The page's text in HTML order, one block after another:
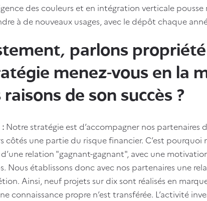
des couleurs et en intégration verticale
à de nouveaux usages, avec le dépôt chaque
parlons
menez-vous en la
raisons de son succès ?
: Notre stratégie est d’accompagner nos partenaires
côtés une partie du risque financier. C’est
d’une relation "gagnant-gagnant", avec une
Nous établissons donc avec nos partenaires une
Ainsi, neuf projets sur dix sont réalisés en
connaissance propre n’est transférée. L’activité